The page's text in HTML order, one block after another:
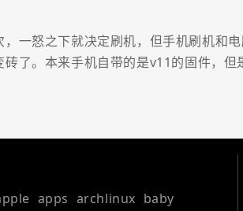
一怒之下就决定刷机，但手机刷机和
了。本来手机自带的是v11的固件，
apps archlinux baby